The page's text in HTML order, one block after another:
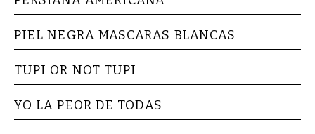
PIEL NEGRA MASCARAS BLANCAS
TUPI OR NOT TUPI
YO LA PEOR DE TODAS